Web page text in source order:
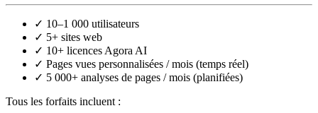
✓ 10–1 000 utilisateurs
✓ 5+ sites web
✓ 10+ licences Agora AI
✓ Pages vues personnalisées / mois (temps réel)
✓ 5 000+ analyses de pages / mois (planifiées)
Tous les forfaits incluent :